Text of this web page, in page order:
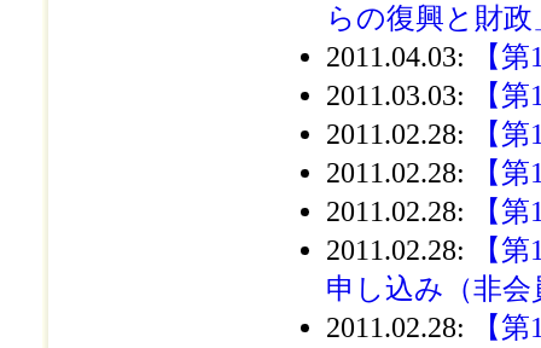
らの復興と財
2011.04.03:
【
2011.03.03:
【
2011.02.28:
【
2011.02.28:
【
2011.02.28:
【
2011.02.28:
【
申し込み（非会
2011.02.28:
【